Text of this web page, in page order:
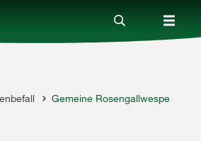
Gemeine Rosengallwespe